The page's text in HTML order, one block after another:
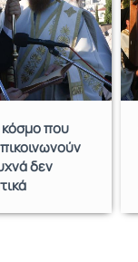
που
δεν